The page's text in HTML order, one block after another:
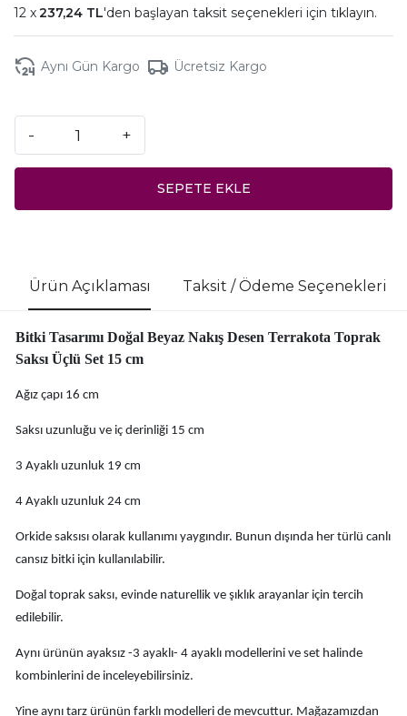
237,24 TL'den başlayan taksit seçenekleri için tıklayın.
Aynı Gün Kargo Ücretsiz Kargo
- +
SEPETE EKLE
Ürün Açıklaması Taksit / Ödeme Seçenekleri
Bitki Tasarımı Doğal Beyaz Nakış Desen Terrakota Toprak
Saksı Üçlü Set 15 cm
Ağız çapı 16 cm
Saksı uzunluğu ve iç derinliği 15 cm
3 Ayaklı uzunluk 19 cm
4 Ayaklı uzunluk 24 cm
Orkide saksısı olarak kullanımı yaygındır. Bunun dışında her türlü canlı
cansız bitki için kullanılabilir.
Doğal toprak saksı, evinde naturellik ve şıklık arayanlar için tercih
edilebilir.
Aynı ürünün ayaksız -3 ayaklı- 4 ayaklı modellerini ve set halinde
kombinlerini de inceleyebilirsiniz.
Yine aynı tarz ürünün farklı modelleri de mevcuttur. Mağazamızdan